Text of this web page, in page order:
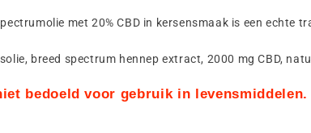
met 20% CBD in kersensmaak is een
breed spectrum hennep extract, 2000 mg CBD,
bedoeld voor gebruik in levensmiddelen.